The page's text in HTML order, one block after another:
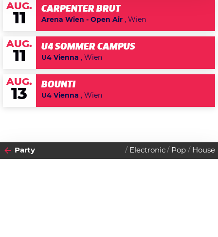
AUG.
11
CARPENTER BRUT
Arena Wien - Open Air , Wien
AUG.
11
U4 SOMMER CAMPUS
U4 Vienna , Wien
AUG.
13
BOUNTI
U4 Vienna , Wien
Party Electronic Pop House